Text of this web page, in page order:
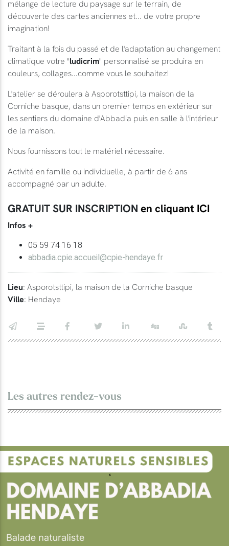
mélange de lecture du paysage sur le terrain, de
découverte des cartes anciennes et... de votre propre
imagination!
Traitant à la fois du passé et de l'adaptation au changement
climatique votre "ludicrim" personnalisé se produira en
couleurs, collages...comme vous le souhaitez!
L'atelier se déroulera à Asporotsttipi, la maison de la
Corniche basque, dans un premier temps en extérieur sur
les sentiers du domaine d'Abbadia puis en salle à l'intérieur
de la maison.
Nous fournissons tout le matériel nécessaire.
Activité en famille ou individuelle, à partir de 6 ans
accompagné par un adulte.
GRATUIT SUR INSCRIPTION en cliquant ICI
Infos +
05 59 74 16 18
abbadia.cpie.accueil@cpie-hendaye.fr
Lieu: Asporotsttipi, la maison de la Corniche basque
Ville: Hendaye
Les autres rendez-vous